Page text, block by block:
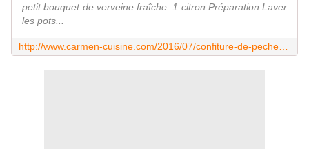
petit bouquet de verveine fraîche. 1 citron Préparation Laver
les pots...